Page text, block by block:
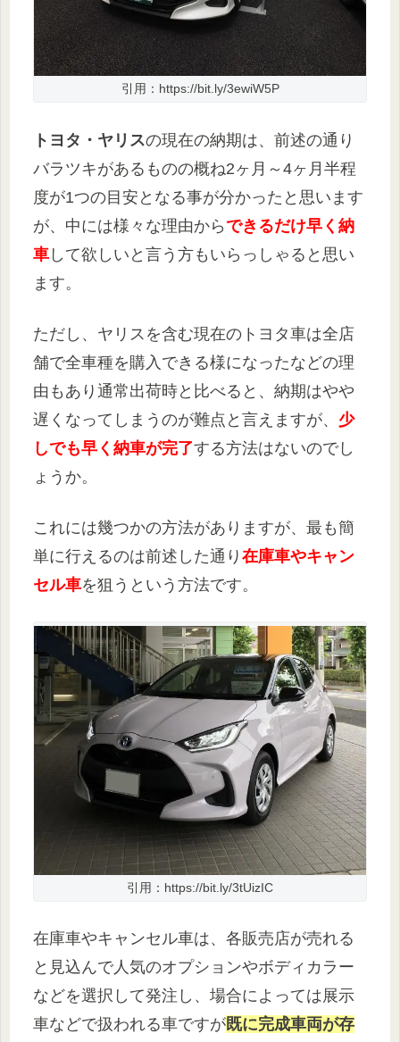
引用：https://bit.ly/3ewiW5P
トヨタ・ヤリスの現在の納期は、前述の通り
バラツキがあるものの概ね2ヶ月～4ヶ月半程
度が1つの目安となる事が分かったと思います
が、中には様々な理由から できるだけ早く納
車 して欲しいと言う方もいらっしゃると思い
ます。
ただし、ヤリスを含む現在のトヨタ車は全店
舗で全車種を購入できる様になったなどの理
由もあり通常出荷時と比べると、納期はやや
遅くなってしまうのが難点と言えますが、 少
しでも早く納車が完了する方法はないのでし
ょうか。
これには幾つかの方法がありますが、最も簡
単に行えるのは前述した通り 在庫車やキャン
セル車を狙うという方法です。
引用：https://bit.ly/3tUizIC
在庫車やキャンセル車は、各販売店が売れる
と見込んで人気のオプションやボディカラー
などを選択して発注し、場合によっては展示
車などで扱われる車ですが既に完成車両が存